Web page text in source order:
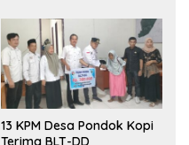
13 KPM Desa Pondok Kopi
Terima BLT-DD